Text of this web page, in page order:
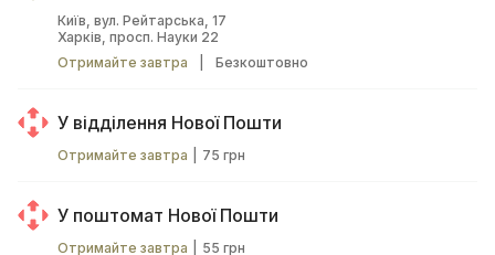
Київ, вул. Рейтарська, 17
Харків, просп. Науки 22
Отримайте завтра
Безкоштовно
У відділення Нової Пошти
Отримайте завтра 75 грн
У поштомат Нової Пошти
Отримайте завтра 55 грн